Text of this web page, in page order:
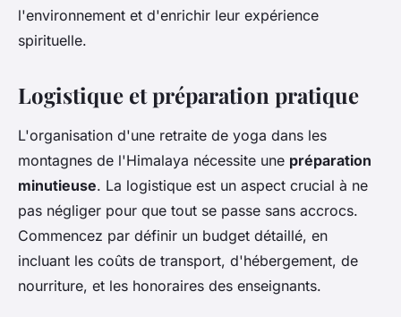
l'environnement et d'enrichir leur expérience
spirituelle.
Logistique et préparation pratique
L'organisation d'une retraite de yoga dans les
montagnes de l'Himalaya nécessite une préparation
minutieuse. La logistique est un aspect crucial à ne
pas négliger pour que tout se passe sans accrocs.
Commencez par définir un budget détaillé, en
incluant les coûts de transport, d'hébergement, de
nourriture, et les honoraires des enseignants.